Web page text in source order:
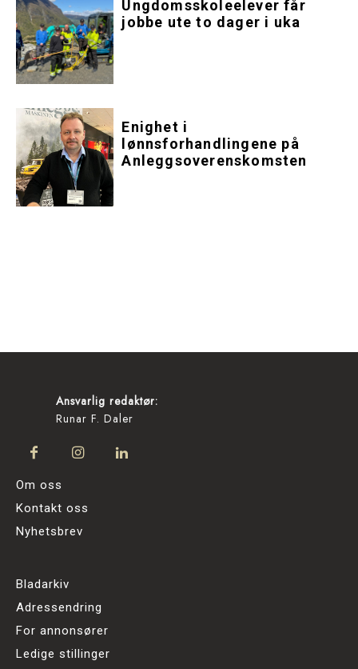
Ungdomsskoleelever får
jobbe ute to dager i uka
Enighet i
lønnsforhandlingene på
Anleggsoverenskomsten
Ansvarlig redaktør:
Runar F. Daler
Om oss
Kontakt oss
Nyhetsbrev
Bladarkiv
Adressendring
For annonsører
Ledige stillinger